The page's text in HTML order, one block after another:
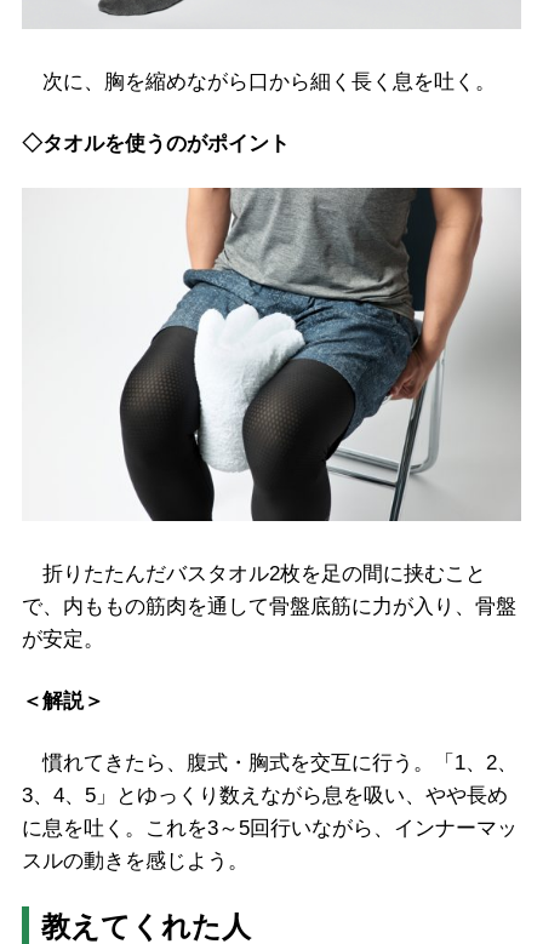
次に、胸を縮めながら口から細く長く息を吐く。
◇タオルを使うのがポイント
折りたたんだバスタオル2枚を足の間に挟むこと
で、内ももの筋肉を通して骨盤底筋に力が入り、骨盤
が安定。
＜解説＞
慣れてきたら、腹式・胸式を交互に行う。「1、2、
3、4、5」とゆっくり数えながら息を吸い、やや長め
に息を吐く。これを3～5回行いながら、インナーマッ
スルの動きを感じよう。
教えてくれた人